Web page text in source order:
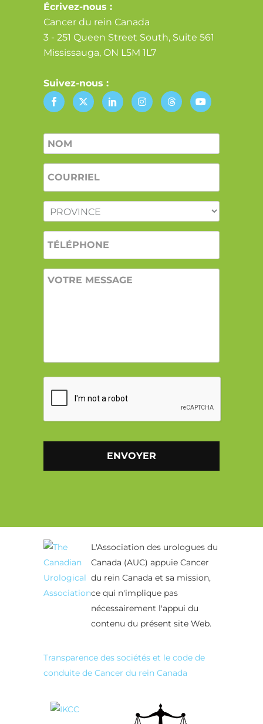
Écrivez-nous :
Cancer du rein Canada
3 - 251 Queen Street South, Suite 561
Mississauga, ON L5M 1L7
Suivez-nous :
Nom
PROVINCE
VOTRE
MESSAGE
L'Association des urologues du
Canada (AUC) appuie Cancer
du rein Canada et sa mission,
ce qui n'implique pas
nécessairement l'appui du
contenu du présent site Web.
Transparence des sociétés et le code de
conduite de Cancer du rein Canada